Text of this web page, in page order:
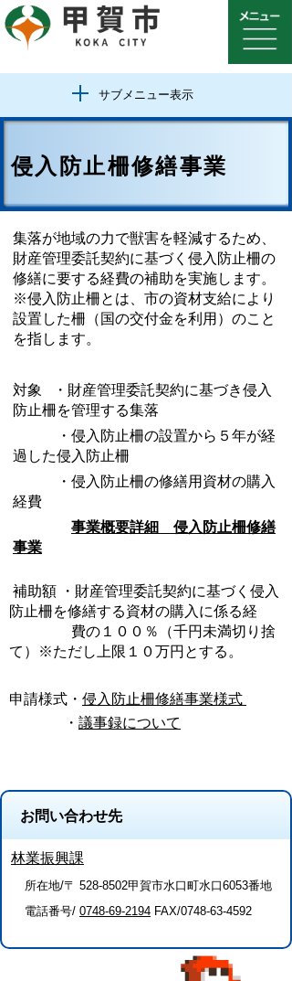
サブメニュー表示
侵入防止柵修繕事業
集落が地域の力で獣害を軽減するため、
財産管理委託契約に基づく侵入防止柵の
修繕に要する経費の補助を実施します。
※侵入防止柵とは、市の資材支給により
設置した柵（国の交付金を利用）のこと
を指します。
対象 ・財産管理委託契約に基づき侵入
防止柵を管理する集落
・侵入防止柵の設置から５年が経
過した侵入防止柵
・侵入防止柵の修繕用資材の購入
経費
事業概要詳細 侵入防止柵修繕
事業
補助額 ・財産管理委託契約に基づく侵入
防止柵を修繕する資材の購入に係る経
費の１００％（千円未満切り捨
て）※ただし上限１０万円とする。
申請様式・ 侵入防止柵修繕事業様式
・ 議事録について
お問い合わせ先
林業振興課
所在地/〒 528-8502甲賀市水口町水口6053番地
電話番号/ 0748-69-2194 FAX/0748-63-4592